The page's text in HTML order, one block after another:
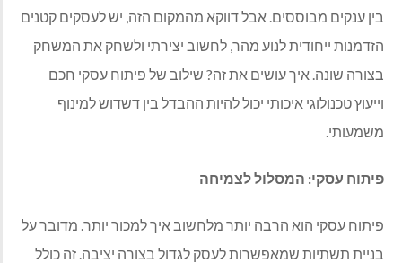
בין ענקים מבוססים. אבל דווקא מהמקום הזה, יש לעסקים קטנים
הזדמנות ייחודית לנוע מהר, לחשוב יצירתי ולשחק את המשחק
בצורה שונה. איך עושים את זה? שילוב של פיתוח עסקי חכם
וייעוץ טכנולוגי איכותי יכול להיות ההבדל בין דשדוש למינוף
משמעותי.
פיתוח עסקי: המסלול לצמיחה
פיתוח עסקי הוא הרבה יותר מלחשוב איך למכור יותר. מדובר על
בניית תשתיות שמאפשרות לעסק לגדול בצורה יציבה. זה כולל